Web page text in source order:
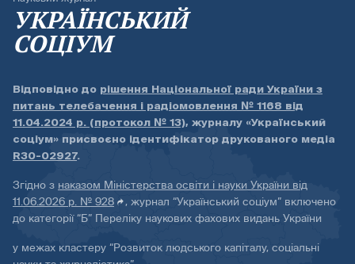
УКРАЇНСЬКИЙ
СОЦІУМ
Відповідно до рішення Національної ради України з
питань телебачення і радіомовлення № 1168 від
11.04.2024 р. (протокол № 13), журналу «Український
соціум» присвоєно ідентифікатор друкованого медіа
R30-02927.
Згідно з наказом Міністерства освіти і науки України від
11.06.2026 р. № 928
, журнал “Український соціум” включено
до категорії “Б” Переліку наукових фахових видань України
у межах кластеру “Розвиток людського капіталу, соціальні